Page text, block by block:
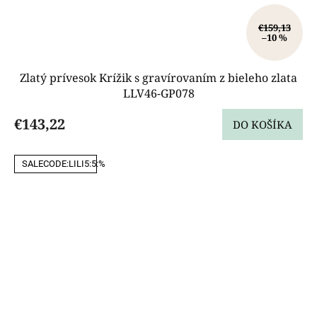
€159,13
–10 %
Zlatý prívesok Krížik s gravírovaním z bieleho zlata
LLV46-GP078
€143,22 DO KOŠÍKA
SALECODE:LILI5:5:%